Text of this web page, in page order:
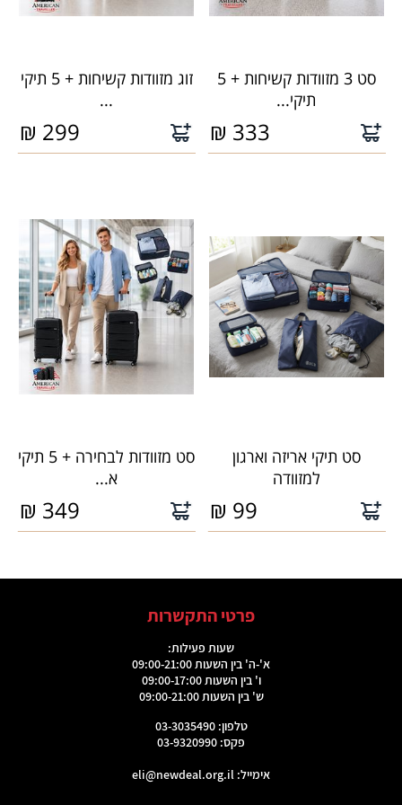
סט 3 מזוודות קשיחות + 5
תיקי...
333
₪
זוג מזוודות קשיחות + 5 תיקי
...
299
₪
סט תיקי אריזה וארגון
למזוודה
99
₪
סט מזוודות לבחירה + 5 תיקי
א...
349
₪
פרטי התקשרות
שעות פעילות:
א'-ה' בין השעות 09:00-21:00
ו' בין השעות 09:00-17:00
ש' בין השעות 09:00-21:00
טלפון: 03-3035490
פקס: 03-9320990
אימייל: eli@newdeal.org.il